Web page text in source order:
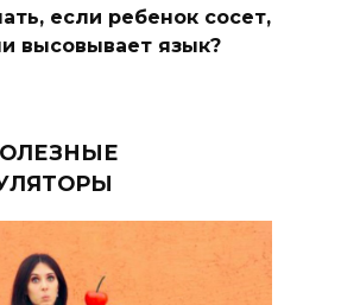
если ребенок сосет,
высовывает язык?